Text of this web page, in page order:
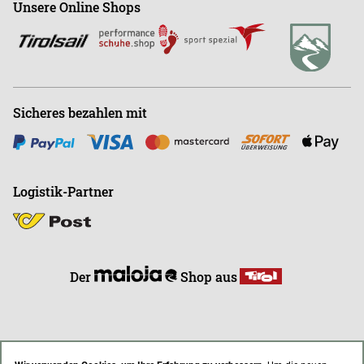
Büro+43 (0)676-9408501
Unsere Online Shops
Sicheres bezahlen mit
Logistik-Partner
Der Shop aus